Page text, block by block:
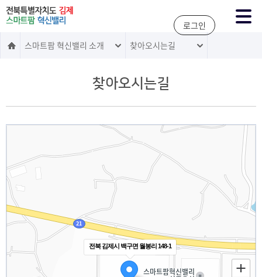
주메뉴 바로가기
본문 바로가기
로그인
스마트팜 혁신밸리 소개
찾아오시는길
찾아오시는길
전북 김제시 백구면 월봉리 148-1